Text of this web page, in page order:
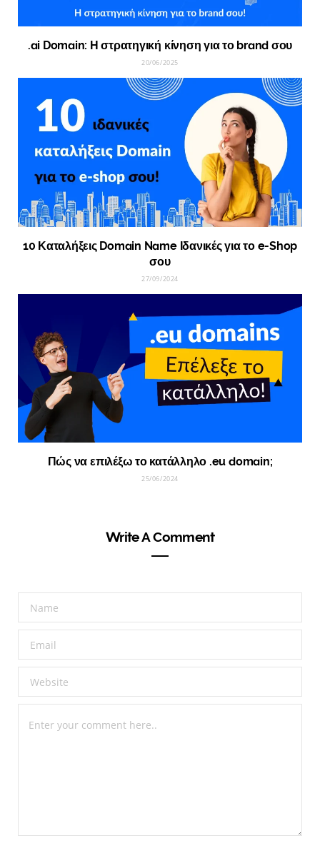
.ai Domain: Η στρατηγική κίνηση για το brand σου
20/06/2025
10 Καταλήξεις Domain Name Ιδανικές για το e-Shop
σου
27/09/2024
Πώς να επιλέξω το κατάλληλο .eu domain;
25/06/2024
Write A Comment